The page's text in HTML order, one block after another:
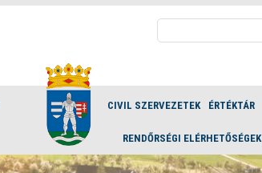
Keresés:
CIVIL SZERVEZETEK ÉRTÉKTÁR
RENDŐRSÉGI ELÉRHETŐSÉGEK